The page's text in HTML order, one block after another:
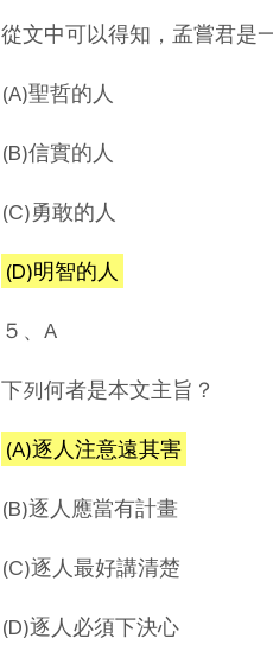
從文中可以得知，孟嘗君是
(A)聖哲的人
(B)信實的人
(C)勇敢的人
(D)明智的人
５、A
下列何者是本文主旨？
(A)逐人注意遠其害
(B)逐人應當有計畫
(C)逐人最好講清楚
(D)逐人必須下決心